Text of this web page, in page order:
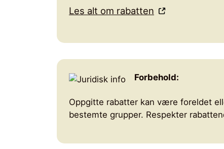
Les alt om rabatten
Forbehold:
Oppgitte rabatter kan være foreldet
bestemte grupper. Respekter